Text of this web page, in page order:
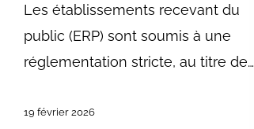
Les établissements recevant du
public (ERP) sont soumis à une
réglementation stricte, au titre de…
19 février 2026